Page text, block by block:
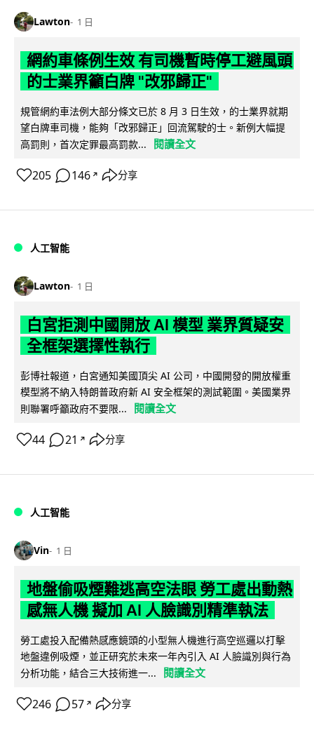
Lawton 1 日
網約車條例生效 有司機暫時停工避風頭
的士業界籲白牌 "改邪歸正"
規管網約車法例大部分條文已於 8 月 3 日生效，的士業界就期
望白牌車司機，能夠「改邪歸正」回流駕駛的士。新例大幅提
高罰則，首次定罪最高罰款...
閱讀全文
205 146 ↗ 分享
人工智能
Lawton 1 日
白宮拒測中國開放 AI 模型 業界質疑安
全框架選擇性執行
彭博社報道，白宮通知美國頂尖 AI 公司，中國開發的開放權重
模型將不納入特朗普政府新 AI 安全框架的測試範圍。美國業界
則聯署呼籲政府不要限...
閱讀全文
44 21 ↗ 分享
人工智能
Vin 1 日
地盤偷吸煙難逃高空法眼 勞工處出動熱
感無人機 擬加 AI 人臉識別精準執法
勞工處投入配備熱感應鏡頭的小型無人機進行高空巡邏以打擊
地盤違例吸煙，並正研究於未來一年內引入 AI 人臉識別與行為
分析功能，結合三大技術進一...
閱讀全文
246 57 ↗ 分享